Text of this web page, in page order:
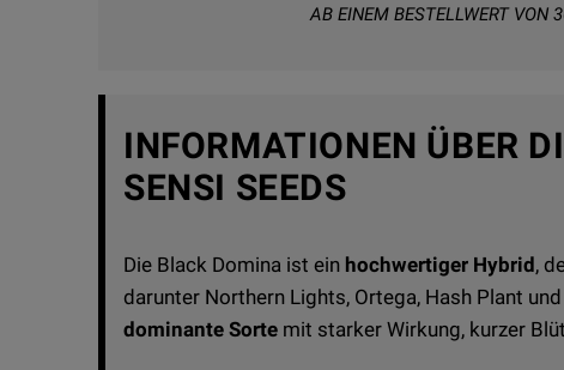
AB EINEM BESTELLWERT VON
INFORMATIONEN ÜBER
SENSI SEEDS
Die Black Domina ist ein hochwertiger Hybrid,
darunter Northern Lights, Ortega, Hash Plant
dominante Sorte mit starker Wirkung, kurzer